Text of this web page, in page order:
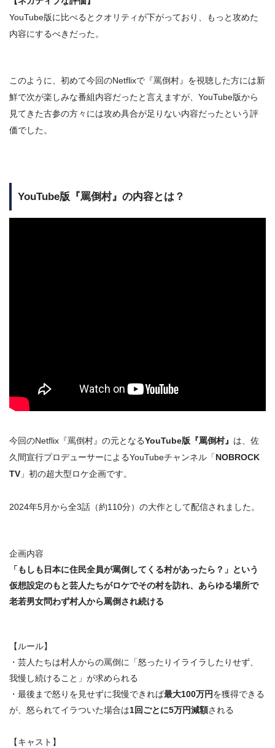
YouTube版に比べるとクオリティが下がっており、もっと攻めた
内容にするべきだった。
このように、 初めて今回のNetflixで『罵倒村』を視聴した方には新
鮮で次が楽しみな番組内容だったと言えますが、YouTube版から
見てきた古参の方々には攻め具合が足りない内容だったという評
価でした。
YouTube版『罵倒村』の内容とは？
今回のNetflix『罵倒村』の元となるYouTube版『罵倒村』 は、佐
久間宣行プロデューサーによるYouTubeチャンネル「NOBROCK
TV 」初の超大型ロケ企画です。
2024年5月から全3話（約110分）の大作として配信されました。
企画内容
「もしも​​日本に住民全員が罵倒してくる村があったら？」という
仮想設定のもと芸人たちがロケでその村を訪れ、あらゆる場所で
老若男女問わず村人から罵倒され続ける
【ルール】
・芸人たちは村人からの罵倒に「怒ったりイライラしたりせず、
我慢し続けること」が求められる
・最後まで怒りを見せずに我慢できれば最大100万円を獲得できる
が、怒られてイラついた場合は1回ごとに5万円減額される
【キャスト】